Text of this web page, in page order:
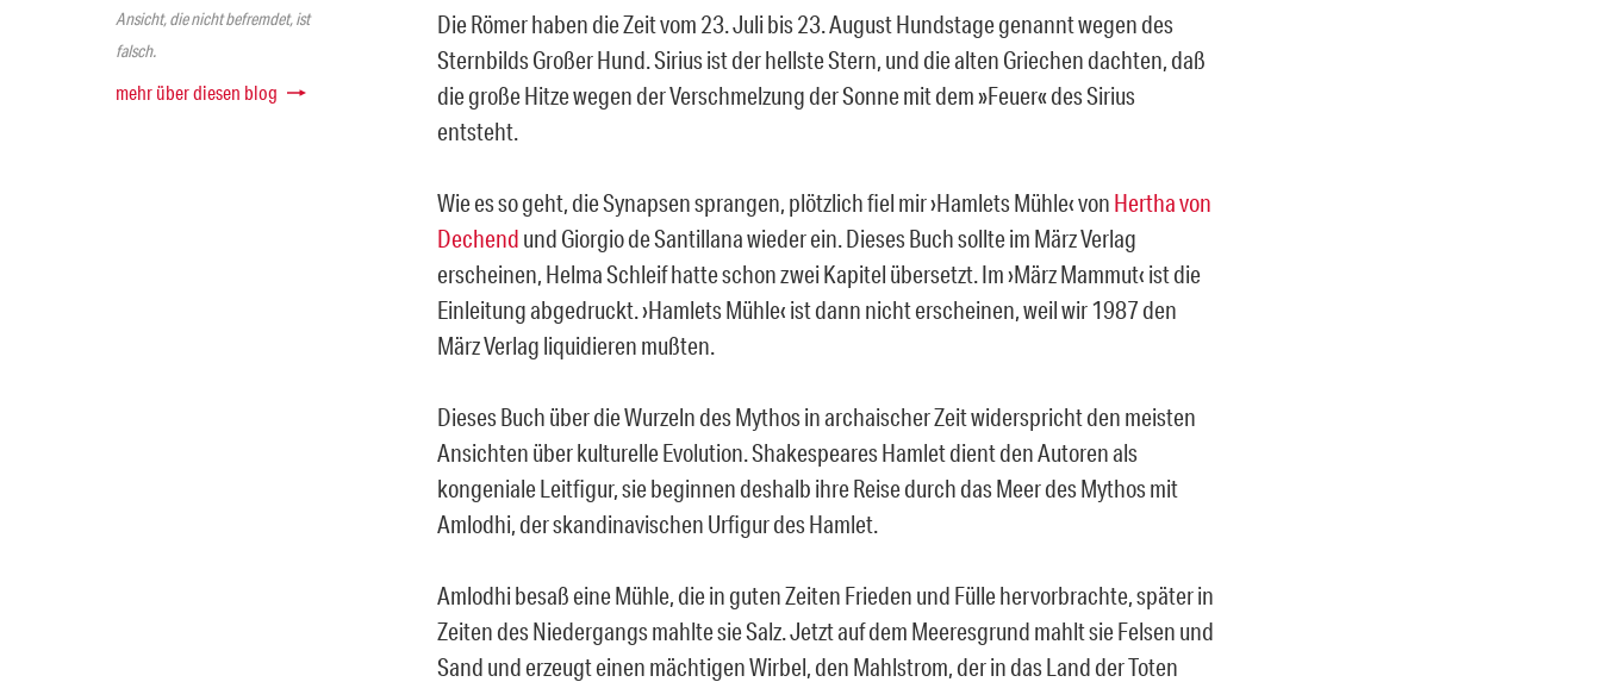
Ansicht, die nicht befremdet, ist
falsch.
mehr über diesen blog
Die Römer haben die Zeit vom 23. Juli bis 23. August Hundstage genannt wegen des
Sternbilds Großer Hund. Sirius ist der hellste Stern, und die alten Griechen dachten, daß
die große Hitze wegen der Verschmelzung der Sonne mit dem »Feuer« des Sirius
entsteht.
Wie es so geht, die Synapsen sprangen, plötzlich fiel mir ›Hamlets Mühle‹ von Hertha von
Dechend und Giorgio de Santillana wieder ein. Dieses Buch sollte im März Verlag
erscheinen, Helma Schleif hatte schon zwei Kapitel übersetzt. Im ›März Mammut‹ ist die
Einleitung abgedruckt. ›Hamlets Mühle‹ ist dann nicht erscheinen, weil wir 1987 den
März Verlag liquidieren mußten.
Dieses Buch über die Wurzeln des Mythos in archaischer Zeit widerspricht den meisten
Ansichten über kulturelle Evolution. Shakespeares Hamlet dient den Autoren als
kongeniale Leitfigur, sie beginnen deshalb ihre Reise durch das Meer des Mythos mit
Amlodhi, der skandinavischen Urfigur des Hamlet.
Amlodhi besaß eine Mühle, die in guten Zeiten Frieden und Fülle hervorbrachte, später in
Zeiten des Niedergangs mahlte sie Salz. Jetzt auf dem Meeresgrund mahlt sie Felsen und
Sand und erzeugt einen mächtigen Wirbel, den Mahlstrom, der in das Land der Toten